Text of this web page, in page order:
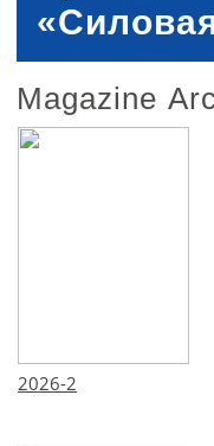
Magazine
2026-2